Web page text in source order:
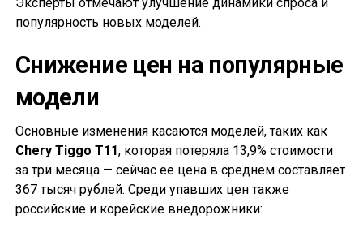
популярность новых моделей.
Снижение цен на популярные
модели
Основные изменения касаются моделей, таких как
Chery Tiggo T11, которая потеряла 13,9% стоимости
за три месяца — сейчас ее цена в среднем составляет
367 тысяч рублей. Среди упавших цен также
российские и корейские внедорожники: